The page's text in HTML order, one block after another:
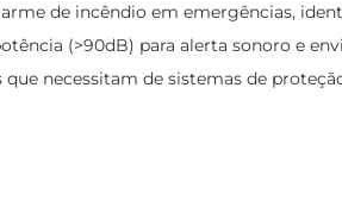
de incêndio em emergências,
(>90dB) para alerta sonoro e
necessitam de sistemas de